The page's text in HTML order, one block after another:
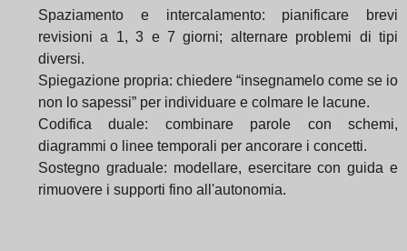
Spaziamento e intercalamento: pianificare brevi
revisioni a 1, 3 e 7 giorni; alternare problemi di tipi
diversi.
Spiegazione propria: chiedere “insegnamelo come se io
non lo sapessi” per individuare e colmare le lacune.
Codifica duale: combinare parole con schemi,
diagrammi o linee temporali per ancorare i concetti.
Sostegno graduale: modellare, esercitare con guida e
rimuovere i supporti fino all'autonomia.